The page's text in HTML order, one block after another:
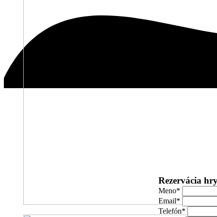
Rezervácia
Meno*
Email*
Telefón*